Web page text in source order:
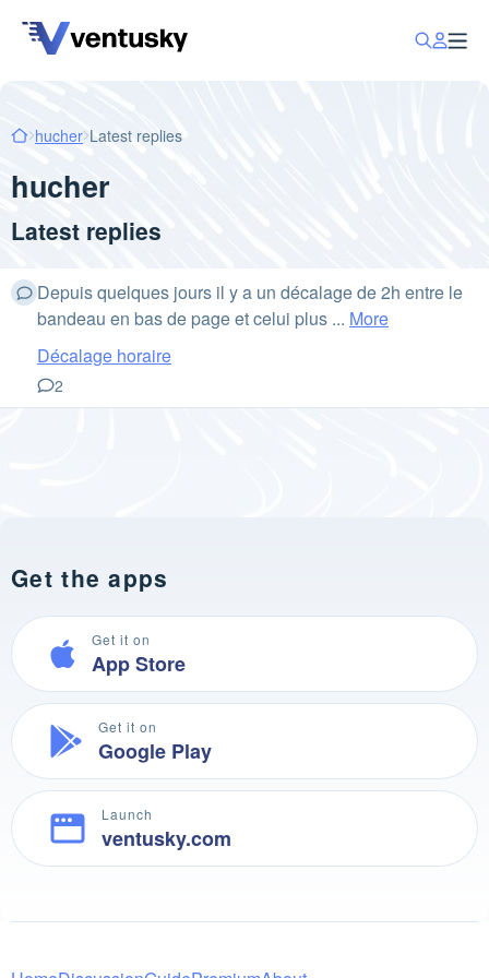
hucher Latest replies
hucher
Latest replies
Depuis quelques jours il y a un décalage de 2h entre le
bandeau en bas de page et celui plus ... More
Décalage horaire
2
Get the apps
Get it on
App Store
Get it on
Google Play
Launch
ventusky.com